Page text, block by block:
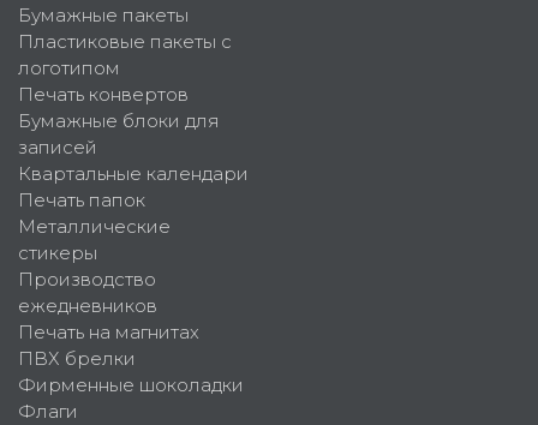
Бумажные пакеты
Пластиковые пакеты с
логотипом
Печать конвертов
Бумажные блоки для
записей
Квартальные календари
Печать папок
Металлические
стикеры
Производство
ежедневников
Печать на магнитах
ПВХ брелки
Фирменные шоколадки
Флаги